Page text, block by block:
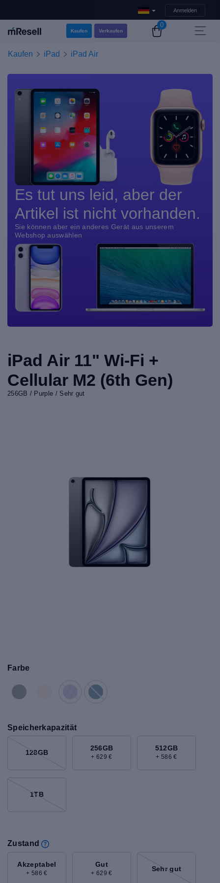
Anmelden
Kaufen Verkaufen
0
Kaufen iPad iPad Air
Es tut uns leid, aber der
Artikel ist nicht vorhanden.
Sie können aber ein anderes Gerät aus unserem
Webshop auswählen
iPad Air 11" Wi-Fi +
Cellular M2 (6th Gen)
256GB / Purple / Sehr gut
Farbe
Speicherkapazität
128GB
256GB
+ 629 €
512GB
+ 586 €
1TB
Zustand
Akzeptabel
+ 586 €
Gut
+ 629 €
Sehr gut